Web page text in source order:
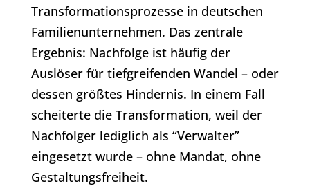
Transformationsprozesse in deutschen
Familienunternehmen. Das zentrale
Ergebnis: Nachfolge ist häufig der
Auslöser für tiefgreifenden Wandel – oder
dessen größtes Hindernis. In einem Fall
scheiterte die Transformation, weil der
Nachfolger lediglich als “Verwalter”
eingesetzt wurde – ohne Mandat, ohne
Gestaltungsfreiheit.